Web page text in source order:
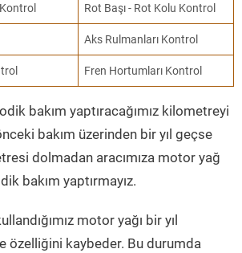
Rot Başı - Rot Kolu Kontrol
Aks Rulmanları Kontrol
Fren Hortumları Kontrol
bakım yaptıracağımız kilometreyi
bakım üzerinden bir yıl geçse
dolmadan aracımıza motor yağ
bakım yaptırmayız.
motor yağı bir yıl
özelliğini kaybeder. Bu durumda